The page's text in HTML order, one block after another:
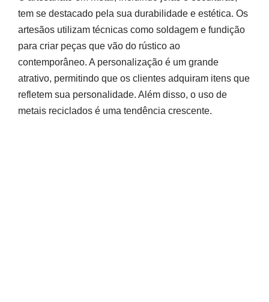
tem se destacado pela sua durabilidade e estética. Os
artesãos utilizam técnicas como soldagem e fundição
para criar peças que vão do rústico ao
contemporâneo. A personalização é um grande
atrativo, permitindo que os clientes adquiram itens que
refletem sua personalidade. Além disso, o uso de
metais reciclados é uma tendência crescente.